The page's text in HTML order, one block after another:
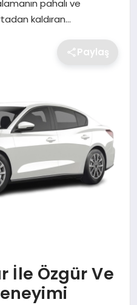
pahalı ve
kaldıran…
Paylaş
İle Özgür Ve